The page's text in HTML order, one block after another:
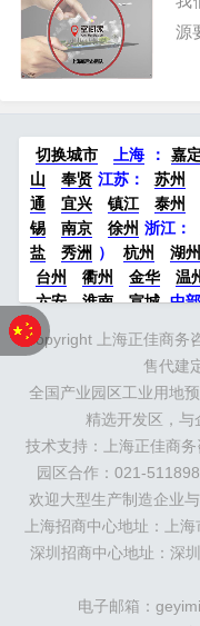
源
切换城市 上海 ： 嘉定
山
奉贤 江苏： 苏州
通
宜兴 镇江 泰州
锡
南京 徐州 浙江：
盐
秀洲 ） 杭州 湖州
台州
衢州 金华 温
六安
淮南 宣城 中
昌
鲁：
北京 天津 廊坊
涿州 涞
绵阳
石家庄 沧州
珠三角： 广州 东莞
福建： 福州 漳州 泉
阳
大连 海外园区：
亚
新加坡 墨西哥
科
华夏幸福 联东U谷
400-0123-021
Copyright 上海正佳商务
售代建
全国产业园区工业用地
精选开发区，与
技术支持：上海正佳商
园区合作：021-
欢迎大型生产制造企业
上海招商中心地址：上
深圳招商中心地址：深
电子邮箱：